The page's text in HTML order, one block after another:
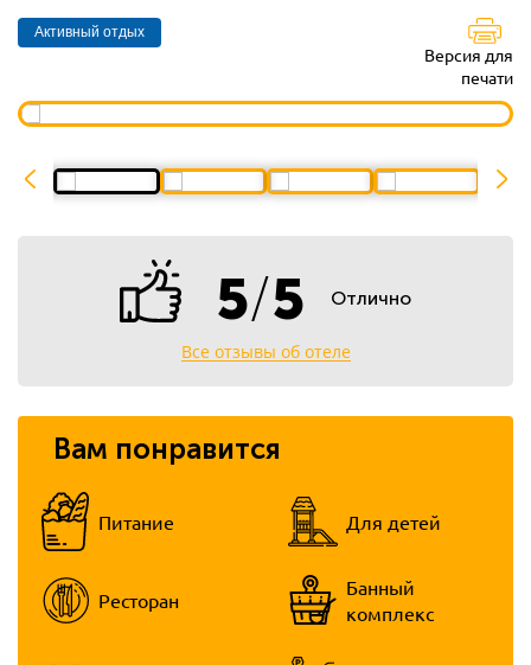
Активный отдых
Версия для
печати
5/5 Отлично
Все отзывы об отеле
Вам понравится
Питание Для детей
Ресторан
Банный
комплекс